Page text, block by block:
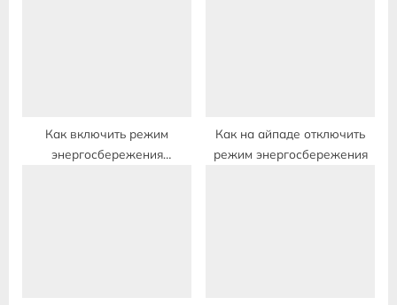
Как включить режим
энергосбережения
Как на айпаде отключить
режим энергосбережения